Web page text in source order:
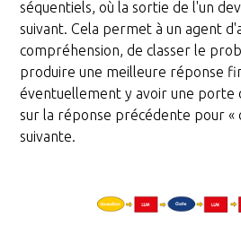
séquentiels, où la sortie de l'un
suivant. Cela permet à un agent
compréhension, de classer le
produire une meilleure réponse
éventuellement y avoir une porte
sur la réponse précédente pour «
suivante.